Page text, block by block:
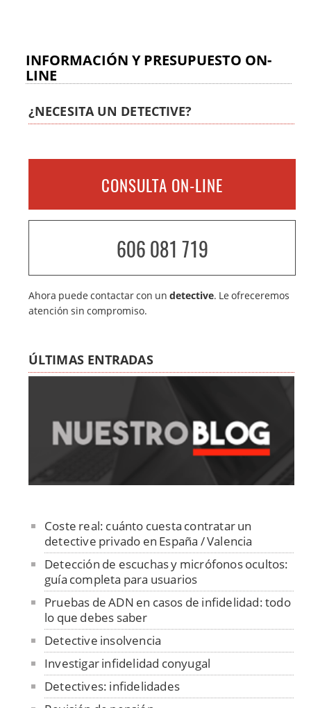
INFORMACIÓN Y PRESUPUESTO ON-
LINE
¿NECESITA UN DETECTIVE?
CONSULTA ON-LINE
606 081 719
Ahora puede contactar con undetective. Le ofreceremos
atención sin compromiso.
ÚLTIMAS ENTRADAS
Coste real: cuánto cuesta contratar un
detective privado en España / Valencia
Detección de escuchas y micrófonos ocultos:
guía completa para usuarios
Pruebas de ADN en casos de infidelidad: todo
lo que debes saber
Detective insolvencia
Investigar infidelidad conyugal
Detectives: infidelidades